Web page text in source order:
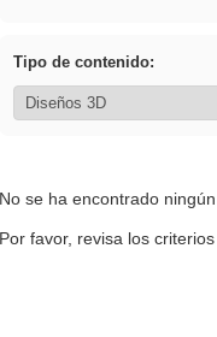
Tipo de contenido:
No se ha encontrado
Por favor, revisa los